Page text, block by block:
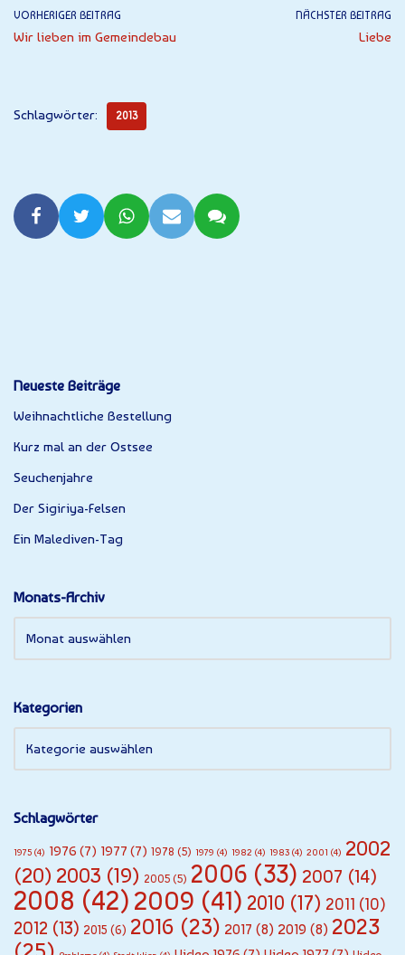
VORHERIGER BEITRAG
Wir lieben im Gemeindebau
NÄCHSTER BEITRAG
Liebe
Schlagwörter: 2013
Neueste Beiträge
Weihnachtliche Bestellung
Kurz mal an der Ostsee
Seuchenjahre
Der Sigiriya-Felsen
Ein Malediven-Tag
Monats-Archiv
Kategorien
Schlagwörter
1975 (4) 1976 (7) 1977 (7) 1978 (5) 1979 (4) 1982 (4) 1983 (4) 2001 (4) 2002
(20) 2003 (19) 2005 (5) 2006 (33) 2007 (14)
2008 (42) 2009 (41) 2010 (17) 2011 (10)
2012 (13) 2015 (6) 2016 (23) 2017 (8) 2019 (8) 2023